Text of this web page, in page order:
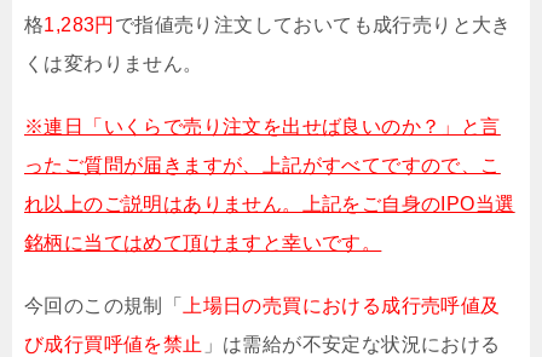
格1,283円 で指値売り注文しておいても成行売りと大き
くは変わりません。
※連日「いくらで売り注文を出せば良いのか？」と言
ったご質問が届きますが、上記がすべてですので、こ
れ以上のご説明はありません。上記をご自身のIPO当選
銘柄に当てはめて頂けますと幸いです。
今回のこの規制「
上場日の売買における成行売呼値及
び成行買呼値を禁止 」は需給が不安定な状況における